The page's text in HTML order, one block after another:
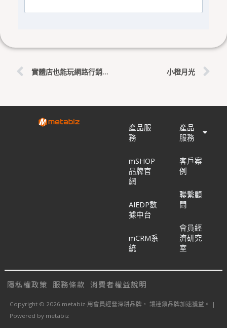
實體店也能玩網路行銷！怎麼做才有效？ 小橙月光
產品服
務
mSHOP
品牌官
網
AIEDP數
據中台
mCRM系
統
產品
服務
客戶案
例
聯繫顧
問
會員經
濟研究
室
Copyright © 2026 metabiz-用會員經營深耕品牌， 讓連鎖品牌加速獲益。 |
Powered by metabiz
隱私權政策 服務條款 消費者權益說明